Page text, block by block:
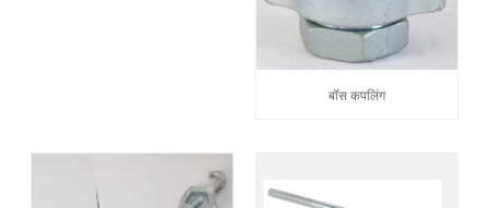
बॉस कपलिंग